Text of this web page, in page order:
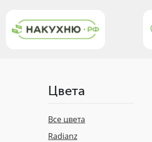
Цвета
Все цвета
Radianz